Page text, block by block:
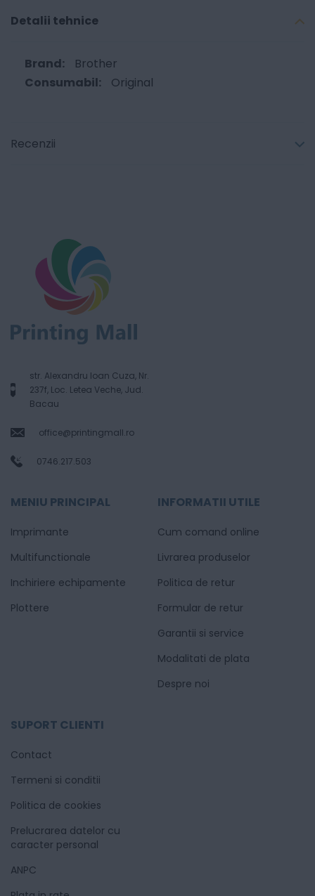
Detalii tehnice
Brother
Original
Recenzii
str. Alexandru Ioan Cuza, Nr.
237f, Loc. Letea Veche, Jud.
Bacau
office@printingmall.ro
0746.217.503
MENIU PRINCIPAL
Imprimante
Multifunctionale
Inchiriere echipamente
Plottere
INFORMATII UTILE
Cum comand online
Livrarea produselor
Politica de retur
Formular de retur
Garantii si service
Modalitati de plata
Despre noi
SUPORT CLIENTI
Contact
Termeni si conditii
Politica de cookies
Prelucrarea datelor cu
caracter personal
ANPC